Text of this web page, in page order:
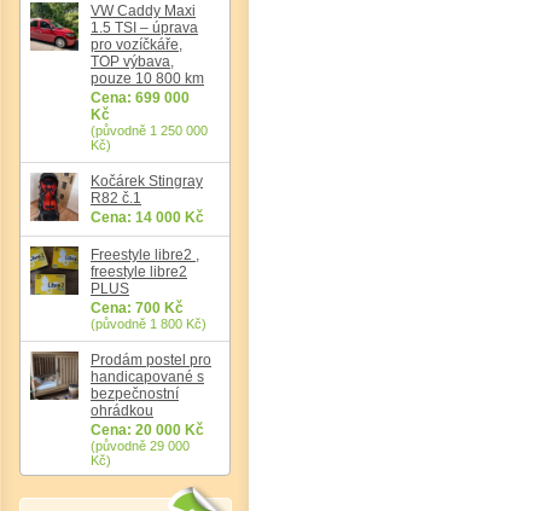
VW Caddy Maxi
1.5 TSI – úprava
pro vozíčkáře,
TOP výbava,
pouze 10 800 km
Cena: 699 000
Kč
(původně 1 250 000
Kč)
Kočárek Stingray
R82 č.1
Cena: 14 000 Kč
Freestyle libre2 ,
freestyle libre2
PLUS
Cena: 700 Kč
(původně 1 800 Kč)
Prodám postel pro
handicapované s
bezpečnostní
ohrádkou
Cena: 20 000 Kč
(původně 29 000
Kč)